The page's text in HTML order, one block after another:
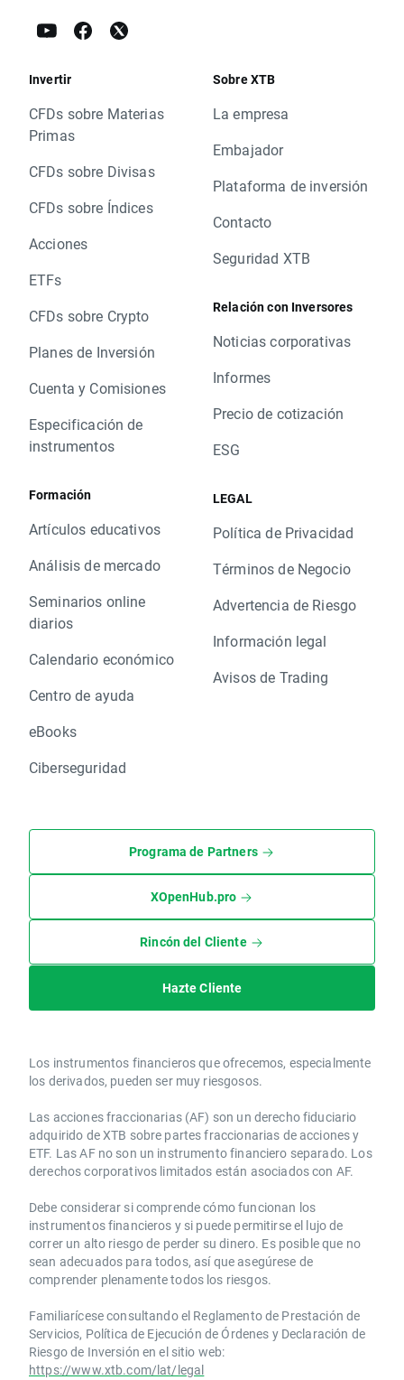
Invertir
CFDs sobre Materias
Primas
CFDs sobre Divisas
CFDs sobre Índices
Acciones
ETFs
CFDs sobre Crypto
Planes de Inversión
Cuenta y Comisiones
Especificación de
instrumentos
Formación
Artículos educativos
Análisis de mercado
Seminarios online
diarios
Calendario económico
Centro de ayuda
eBooks
Ciberseguridad
Sobre XTB
La empresa
Embajador
Plataforma de inversión
Contacto
Seguridad XTB
Relación con Inversores
Noticias corporativas
Informes
Precio de cotización
ESG
LEGAL
Política de Privacidad
Términos de Negocio
Advertencia de Riesgo
Información legal
Avisos de Trading
Programa de Partners
XOpenHub.pro
Rincón del Cliente
Hazte Cliente
Los instrumentos financieros que ofrecemos, especialmente
los derivados, pueden ser muy riesgosos.
Las acciones fraccionarias (AF) son un derecho fiduciario
adquirido de XTB sobre partes fraccionarias de acciones y
ETF. Las AF no son un instrumento financiero separado. Los
derechos corporativos limitados están asociados con AF.
Debe considerar si comprende cómo funcionan los
instrumentos financieros y si puede permitirse el lujo de
correr un alto riesgo de perder su dinero. Es posible que no
sean adecuados para todos, así que asegúrese de
comprender plenamente todos los riesgos.
Familiarícese consultando el Reglamento de Prestación de
Servicios, Política de Ejecución de Órdenes y Declaración de
Riesgo de Inversión en el sitio web:
https://www.xtb.com/lat/legal